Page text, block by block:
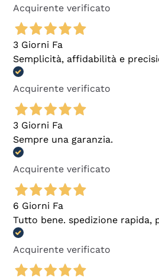
Acquirente verificato
3 Giorni Fa
Semplicità, affidabilità e
Acquirente verificato
3 Giorni Fa
Sempre una garanzia.
Acquirente verificato
6 Giorni Fa
Tutto bene. spedizione rapida,
Acquirente verificato